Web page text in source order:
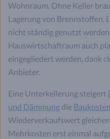
Wohnraum. Ohne Keller
Lagerung von Brennstoffen,
nicht ständig genutzt
Hauswirtschaftraum auch
eingegliedert werden, dank
Anbieter.
Eine Unterkellerung steigert
und Dämmung die Baukosten
Wiederverkaufswert
Mehrkosten erst einmal